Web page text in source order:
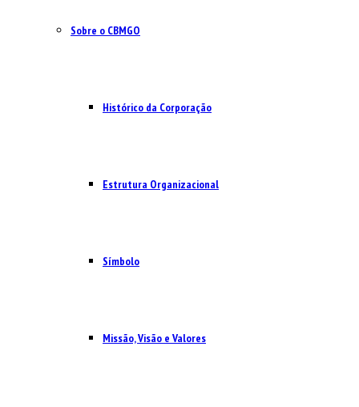
Sobre o CBMGO
Histórico da Corporação
Estrutura Organizacional
Símbolo
Missão, Visão e Valores